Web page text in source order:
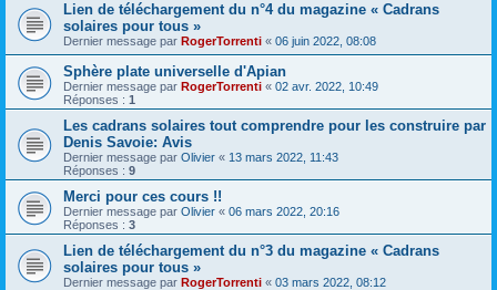
Lien de téléchargement du n°4 du magazine « Cadrans
solaires pour tous »
Dernier message par RogerTorrenti « 06 juin 2022, 08:08
Sphère plate universelle d'Apian
Dernier message par RogerTorrenti « 02 avr. 2022, 10:49
Réponses : 1
Les cadrans solaires tout comprendre pour les construire par
Denis Savoie: Avis
Dernier message par Olivier « 13 mars 2022, 11:43
Réponses : 9
Merci pour ces cours !!
Dernier message par Olivier « 06 mars 2022, 20:16
Réponses : 3
Lien de téléchargement du n°3 du magazine « Cadrans
solaires pour tous »
Dernier message par RogerTorrenti « 03 mars 2022, 08:12